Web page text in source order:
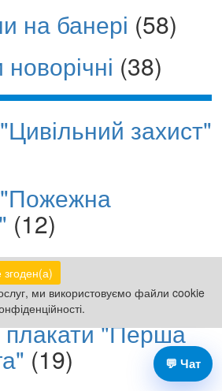
згоден(а)
ми використовуємо файли cookie
на банері (58)
(38)
захист"
(12)
"Охорона
"Перша
(19)
💬 Чат